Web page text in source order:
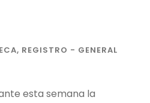
, REGISTRO - GENERAL
esta semana la